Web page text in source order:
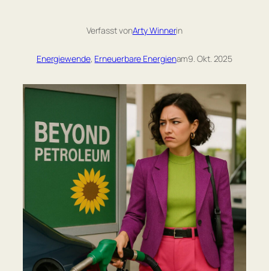
Verfasst vonArty Winnerin
Energiewende, Erneuerbare Energienam9. Okt. 2025